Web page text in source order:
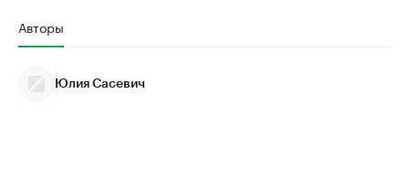
Авторы
Юлия Сасевич